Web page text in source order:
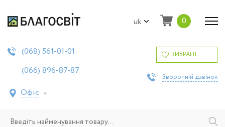
uk 0
(068) 561-01-01
(066) 896-87-87
Офіс
ВИБРАНІ
Зворотній дзвінок